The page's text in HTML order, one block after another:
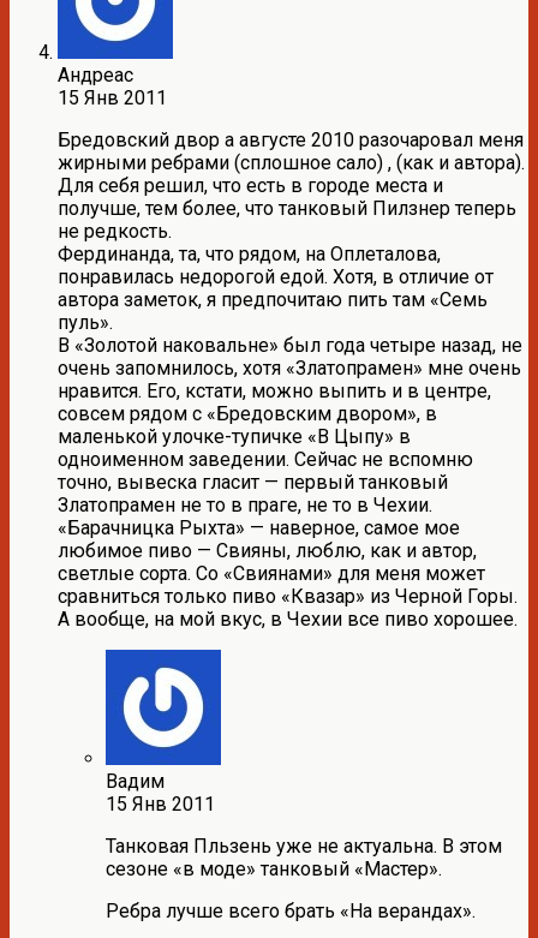
Андреас
15 Янв 2011
Бредовский двор а августе 2010 разочаровал меня
жирными ребрами (сплошное сало) , (как и автора).
Для себя решил, что есть в городе места и
получше, тем более, что танковый Пилзнер теперь
не редкость.
Фердинанда, та, что рядом, на Оплеталова,
понравилась недорогой едой. Хотя, в отличие от
автора заметок, я предпочитаю пить там «Семь
пуль».
В «Золотой наковальне» был года четыре назад, не
очень запомнилось, хотя «Златопрамен» мне очень
нравится. Его, кстати, можно выпить и в центре,
совсем рядом с «Бредовским двором», в
маленькой улочке-тупичке «В Цыпу» в
одноименном заведении. Сейчас не вспомню
точно, вывеска гласит — первый танковый
Златопрамен не то в праге, не то в Чехии.
«Барачницка Рыхта» — наверное, самое мое
любимое пиво — Свияны, люблю, как и автор,
светлые сорта. Со «Свиянами» для меня может
сравниться только пиво «Квазар» из Черной Горы.
А вообще, на мой вкус, в Чехии все пиво хорошее.
Вадим
15 Янв 2011
Танковая Пльзень уже не актуальна. В этом
сезоне «в моде» танковый «Мастер».
Ребра лучше всего брать «На верандах».